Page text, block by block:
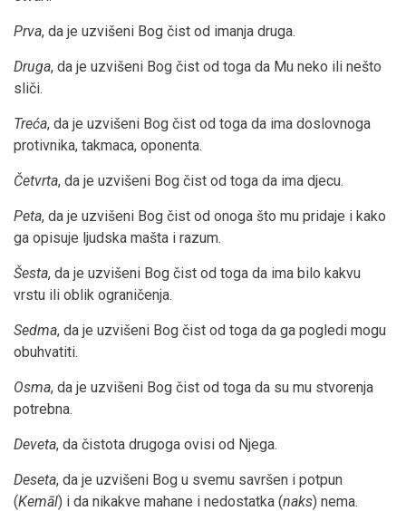
Prva, da je uzvišeni Bog čist od imanja druga.
Druga, da je uzvišeni Bog čist od toga da Mu neko ili nešto
sliči.
Treća, da je uzvišeni Bog čist od toga da ima doslovnoga
protivnika, takmaca, oponenta.
Četvrta, da je uzvišeni Bog čist od toga da ima djecu.
Peta, da je uzvišeni Bog čist od onoga što mu pridaje i kako
ga opisuje ljudska mašta i razum.
Šesta, da je uzvišeni Bog čist od toga da ima bilo kakvu
vrstu ili oblik ograničenja.
Sedma, da je uzvišeni Bog čist od toga da ga pogledi mogu
obuhvatiti.
Osma, da je uzvišeni Bog čist od toga da su mu stvorenja
potrebna.
Deveta, da čistota drugoga ovisi od Njega.
Deseta, da je uzvišeni Bog u svemu savršen i potpun
(Kemāl) i da nikakve mahane i nedostatka (naks) nema.